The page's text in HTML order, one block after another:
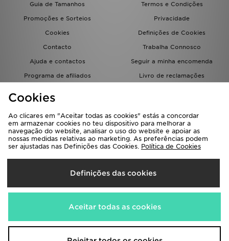
Guia de Tamanhos
Termos e Condições
Promoções e Sorteios
Privacidade
Cookies
Definições de Cookies
Contacto
Trabalha Connosco
Ajuda e contactos
Seguir a minha encomenda
Programa de afiliados
Livro de reclamações
Seleciona O País
Portugal
Aceitamos os seguintes métodos de pagamento
Visita a nossa página corporativa emwww.jdplc.com
Cookies
Ao clicares em "Aceitar todas as cookies" estás a concordar
em armazenar cookies no teu dispositivo para melhorar a
navegação do website, analisar o uso do website e apoiar as
nossas medidas relativas ao marketing. As preferências podem
ser ajustadas nas Definições das Cookies. Política de Cookies
Definições das cookies
Aceitar todas as cookies